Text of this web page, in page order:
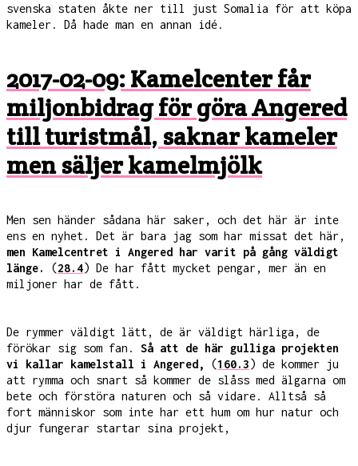
svenska staten åkte ner till just Somalia för att köpa
kameler. Då hade man en annan idé.
2017-02-09: Kamelcenter får
miljonbidrag för göra Angered
till turistmål, saknar kameler
men säljer kamelmjölk
Men sen händer sådana här saker, och det här är inte
ens en nyhet. Det är bara jag som har missat det här,
men Kamelcentret i Angered har varit på gång väldigt
länge.
(28.4) De har fått mycket pengar, mer än en
miljoner har de fått.
De rymmer väldigt lätt, de är väldigt härliga, de
förökar sig som fan. Så att de här gulliga projekten
vi kallar kamelstall i Angered,
(160.3) de kommer ju
att rymma och snart så kommer de slåss med älgarna om
bete och förstöra naturen och så vidare. Alltså så
fort människor som inte har ett hum om hur natur och
djur fungerar startar sina projekt,